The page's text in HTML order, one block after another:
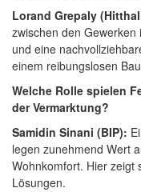
Lorand Grepaly
zwischen den
und eine
einem reibungslosen
Welche Rolle spielen
der Vermarktung?
Samidin Sinani (BIP):
legen zunehmend Wert
Wohnkomfort. Hier zeigt
Lösungen.